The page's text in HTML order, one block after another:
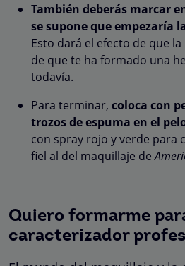
También deberás marcar
se supone que empezaría
Esto dará el efecto de que
de que te ha formado una
todavía.
Para terminar, coloca con
trozos de espuma en el
con spray rojo y verde para
fiel al del maquillaje de
Quiero formarme
caracterizador